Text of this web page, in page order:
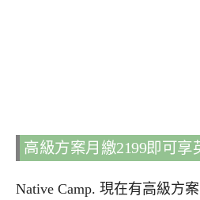
高級方案月繳2199即可
Native Camp. 現在有高級方